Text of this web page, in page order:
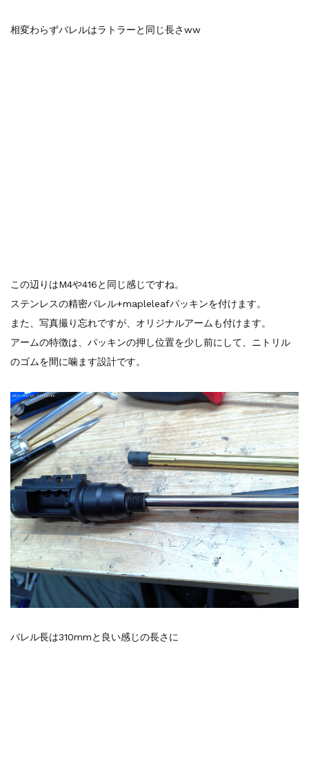
相変わらずバレルはラトラーと同じ長さww
この辺りはM4や416と同じ感じですね。
ステンレスの精密バレル+mapleleafパッキンを付けます。
また、写真撮り忘れですが、オリジナルアームも付けます。
アームの特徴は、パッキンの押し位置を少し前にして、ニトリル
のゴムを間に噛ます設計です。
バレル長は310mmと良い感じの長さに